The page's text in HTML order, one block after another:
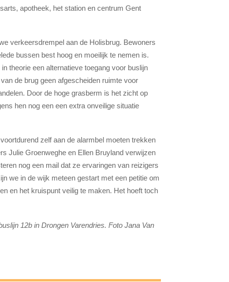
apotheek, het station en centrum Gent
verkeersdrempel aan de Holisbrug. Bewoners
bussen best hoog en moeilijk te nemen is.
theorie een alternatieve toegang voor buslijn
de brug geen afgescheiden ruimte voor
Door de hoge grasberm is het zicht op
hen nog een een extra onveilige situatie
zelf aan de alarmbel moeten trekken
Julie Groenweghe en Ellen Bruyland verwijzen
nog een mail dat ze ervaringen van reizigers
we in de wijk meteen gestart met een petitie om
en het kruispunt veilig te maken. Het hoeft toch
12b in Drongen Varendries. Foto Jana Van